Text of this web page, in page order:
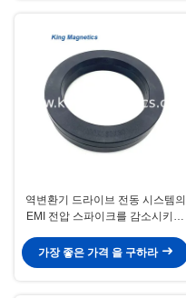
역변환기 드라이브 전동 시스템의
EMI 전압 스파이크를 감소시키기
이 핵심
가장 좋은 가격 을 구하라